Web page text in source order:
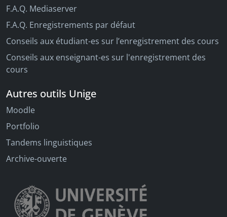
F.A.Q. Mediaserver
F.A.Q. Enregistrements par défaut
Conseils aux étudiant-es sur l’enregistrement des cours
Conseils aux enseignant-es sur l'enregistrement des
cours
Autres outils Unige
Moodle
Portfolio
Tandems linguistiques
Archive-ouverte